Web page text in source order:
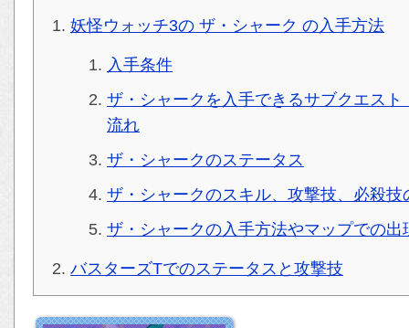
妖怪ウォッチ3の ザ・シャーク の入手方法
入手条件
ザ・シャークを入手できるサブクエス
流れ
ザ・シャークのステータス
ザ・シャークのスキル、攻撃技、必殺技
ザ・シャークの入手方法やマップでの出
バスターズTでのステータスと攻撃技